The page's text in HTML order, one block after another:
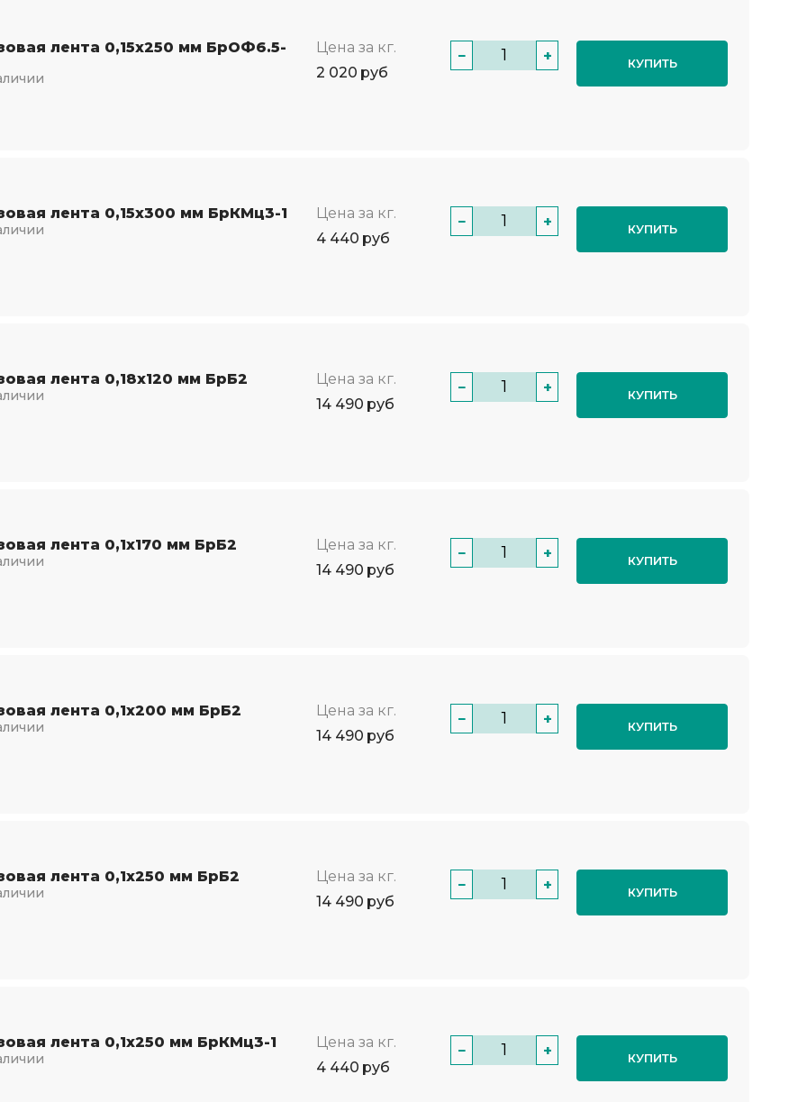
лента 0,15х250 мм БрОФ6.5-
Цена за кг.
2 020 руб
− + КУПИТЬ
лента 0,15х300 мм БрКМц3-1
Цена за кг.
4 440 руб
− + КУПИТЬ
лента 0,18х120 мм БрБ2
Цена за кг.
14 490 руб
− + КУПИТЬ
лента 0,1х170 мм БрБ2
Цена за кг.
14 490 руб
− + КУПИТЬ
лента 0,1х200 мм БрБ2
Цена за кг.
14 490 руб
− + КУПИТЬ
лента 0,1х250 мм БрБ2
Цена за кг.
14 490 руб
− + КУПИТЬ
лента 0,1х250 мм БрКМц3-1
Цена за кг.
4 440 руб
− + КУПИТЬ